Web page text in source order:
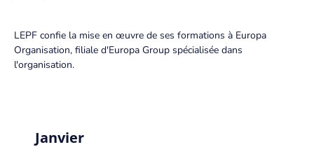
LEPF confie la mise en œuvre de ses formations à Europa
Organisation, filiale d'Europa Group spécialisée dans
l'organisation.
Janvier